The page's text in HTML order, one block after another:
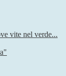
vite nel verde...